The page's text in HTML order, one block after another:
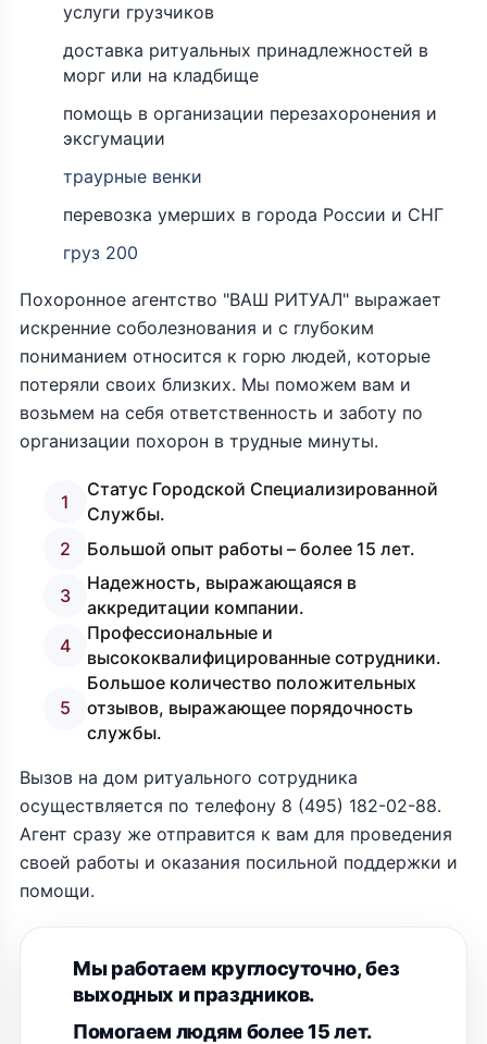
услуги грузчиков
доставка ритуальных принадлежностей в
морг или на кладбище
помощь в организации перезахоронения и
эксгумации
траурные венки
перевозка умерших в города России и СНГ
груз 200
Похоронное агентство "ВАШ РИТУАЛ" выражает
искренние соболезнования и с глубоким
пониманием относится к горю людей, которые
потеряли своих близких. Мы поможем вам и
возьмем на себя ответственность и заботу по
организации похорон в трудные минуты.
1
Статус Городской Специализированной
Службы.
2
Большой опыт работы – более 15 лет.
3
Надежность, выражающаяся в
аккредитации компании.
4
Профессиональные и
высококвалифицированные сотрудники.
5
Большое количество положительных
отзывов, выражающее порядочность
службы.
Вызов на дом ритуального сотрудника
осуществляется по телефону 8 (495) 182-02-88.
Агент сразу же отправится к вам для проведения
своей работы и оказания посильной поддержки и
помощи.
Мы работаем круглосуточно, без
выходных и праздников.
Помогаем людям более 15 лет.